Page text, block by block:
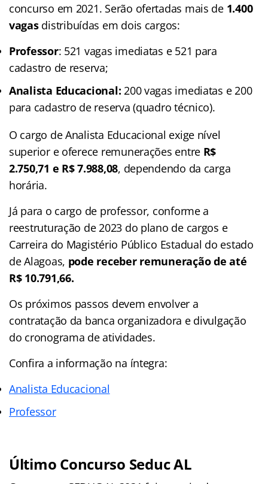
concurso em 2021. Serão ofertadas mais de 1.400
vagas distribuídas em dois cargos:
Professor: 521 vagas imediatas e 521 para
cadastro de reserva;
Analista Educacional: 200 vagas imediatas e 200
para cadastro de reserva (quadro técnico).
O cargo de Analista Educacional exige nível
superior e oferece remunerações entre R$
2.750,71 e R$ 7.988,08, dependendo da carga
horária.
Já para o cargo de professor, conforme a
reestruturação de 2023 do plano de cargos e
Carreira do Magistério Público Estadual do estado
de Alagoas, pode receber remuneração de até
R$ 10.791,66.
Os próximos passos devem envolver a
contratação da banca organizadora e divulgação
do cronograma de atividades.
Confira a informação na íntegra:
Analista Educacional
Professor
Último Concurso Seduc AL